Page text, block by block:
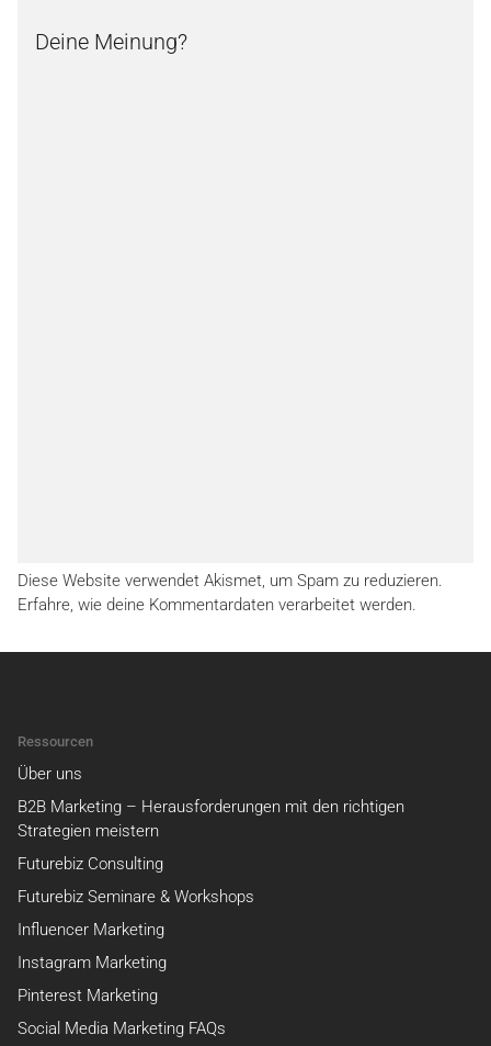
Deine Meinung?
Diese Website verwendet Akismet, um Spam zu reduzieren.
Erfahre, wie deine Kommentardaten verarbeitet werden.
Ressourcen
Über uns
B2B Marketing – Herausforderungen mit den richtigen
Strategien meistern
Futurebiz Consulting
Futurebiz Seminare & Workshops
Influencer Marketing
Instagram Marketing
Pinterest Marketing
Social Media Marketing FAQs